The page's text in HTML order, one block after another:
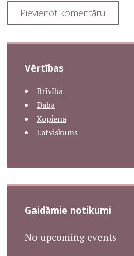
Vērtības
Brīvība
Daba
Kopiena
Latviskums
Gaidāmie notikumi
No upcoming events